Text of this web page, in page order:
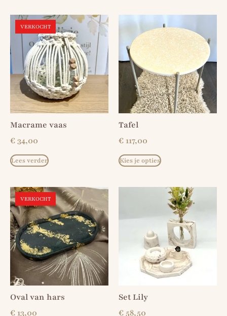
VERKOCHT
Macrame vaas
€34,00
Lees verder
Tafel
€ 117,00
Kies je opties
VERKOCHT
Oval van hars
€ 13,00
Set Lily
€58,50